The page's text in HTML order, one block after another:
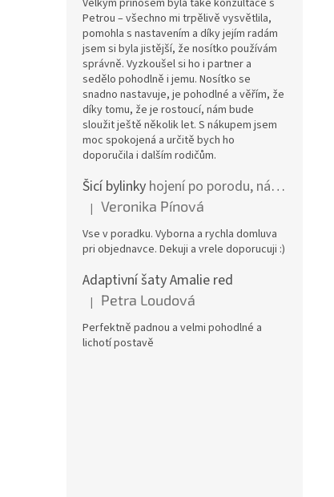
Velkým přínosem byla také konzultace s
Petrou – všechno mi trpělivě vysvětlila,
pomohla s nastavením a díky jejím radám
jsem si byla jistější, že nosítko používám
správně. Vyzkoušel si ho i partner a
sedělo pohodlně i jemu. Nosítko se
snadno nastavuje, je pohodlné a věřím, že
díky tomu, že je rostoucí, nám bude
sloužit ještě několik let. S nákupem jsem
moc spokojená a určitě bych ho
doporučila i dalším rodičům.
Šicí bylinky hojení po porodu, nástřih a jizvy
Hodnocení produktu je 5 z 5 hvězdiček.
| Veronika Pínová
Vse v poradku. Vyborna a rychla domluva
pri objednavce. Dekuji a vrele doporucuji :)
Adaptivní šaty Amalie red
Hodnocení produktu je 5 z 5 hvězdiček.
| Petra Loudová
Perfektně padnou a velmi pohodlné a
lichotí postavě